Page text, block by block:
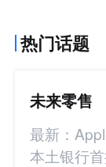
热门话题
未来零售
最新：
本土银行